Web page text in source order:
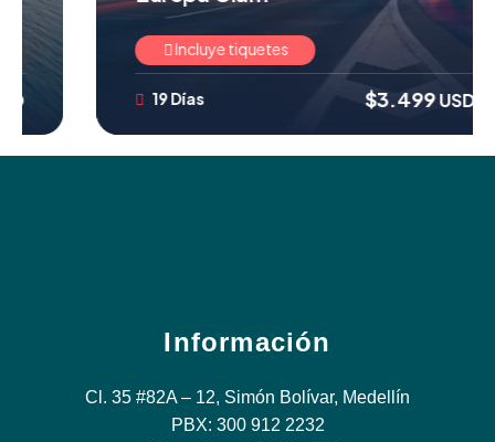
Incluye tiquetes
19 Días 3.499
Núremberg, Praga, Innsbruck, Padova.
Información
Cl. 35 #82A – 12, Simón Bolívar, Medellín
PBX: 300 912 2232